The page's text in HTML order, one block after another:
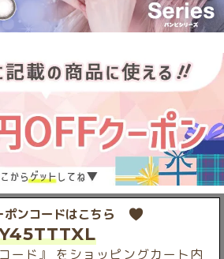
ンコードはこちら
ード』 をショッピングカート内